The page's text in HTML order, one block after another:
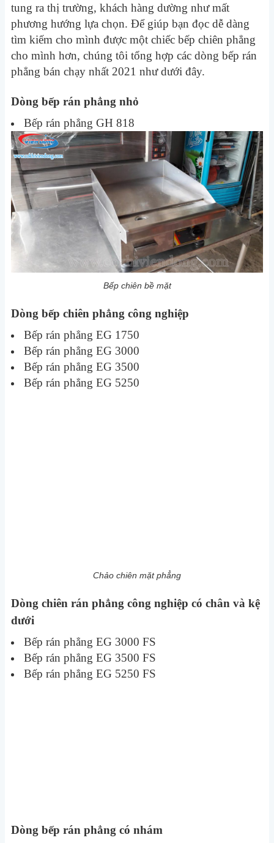
tung ra thị trường, khách hàng dường như mất
phương hướng lựa chọn. Để giúp bạn đọc dễ dàng
tìm kiếm cho mình được một chiếc bếp chiên phẳng
cho mình hơn, chúng tôi tổng hợp các dòng bếp rán
phẳng bán chạy nhất 2021 như dưới đây.
Dòng bếp rán phẳng nhỏ
Bếp rán phẳng GH 818
Bếp chiên bề mặt
Dòng bếp chiên phẳng công nghiệp
Bếp rán phẳng EG 1750
Bếp rán phẳng EG 3000
Bếp rán phẳng EG 3500
Bếp rán phẳng EG 5250
Chảo chiên mặt phẳng
Dòng chiên rán phẳng công nghiệp có chân và kệ
dưới
Bếp rán phẳng EG 3000 FS
Bếp rán phẳng EG 3500 FS
Bếp rán phẳng EG 5250 FS
Dòng bếp rán phẳng có nhám